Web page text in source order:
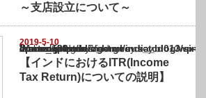
～支店設立について～
2019-5-10
Warning
: Undefined array key "show_category" in
/home/netst/kuno-cpa.co.jp/public_html/india_blog/wp-content/themes/
on line183
【インドにおけるITR(Income
Tax Return)についての説明】